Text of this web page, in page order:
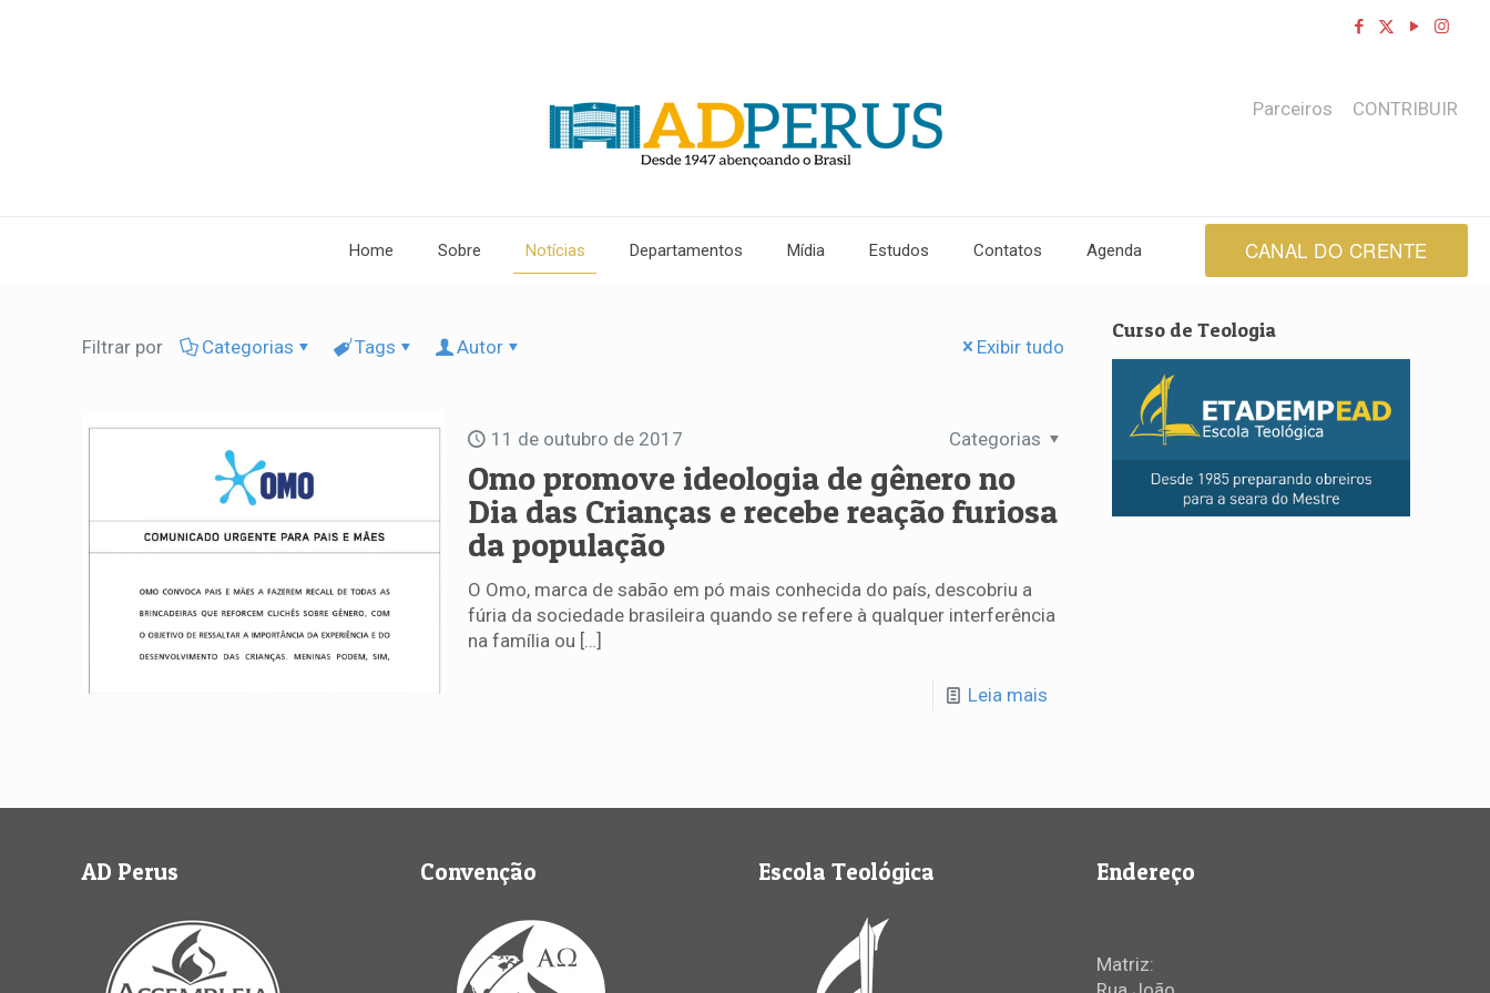
Home Sobre Notícias Departamentos Mídia Estudos Contatos Agenda
Parceiros CONTRIBUIR
CANAL DO CRENTE
Filtrar por Categorias Tags Autor Exibir tudo
11 de outubro de 2017 Categorias
Omo promove ideologia de gênero no
Dia das Crianças e recebe reação furiosa
da população
O Omo, marca de sabão em pó mais conhecida do país, descobriu a
fúria da sociedade brasileira quando se refere à qualquer interferência
na família ou […]
Leia mais
Curso de Teologia
AD Perus Convenção Escola Teológica Endereço
Matriz: